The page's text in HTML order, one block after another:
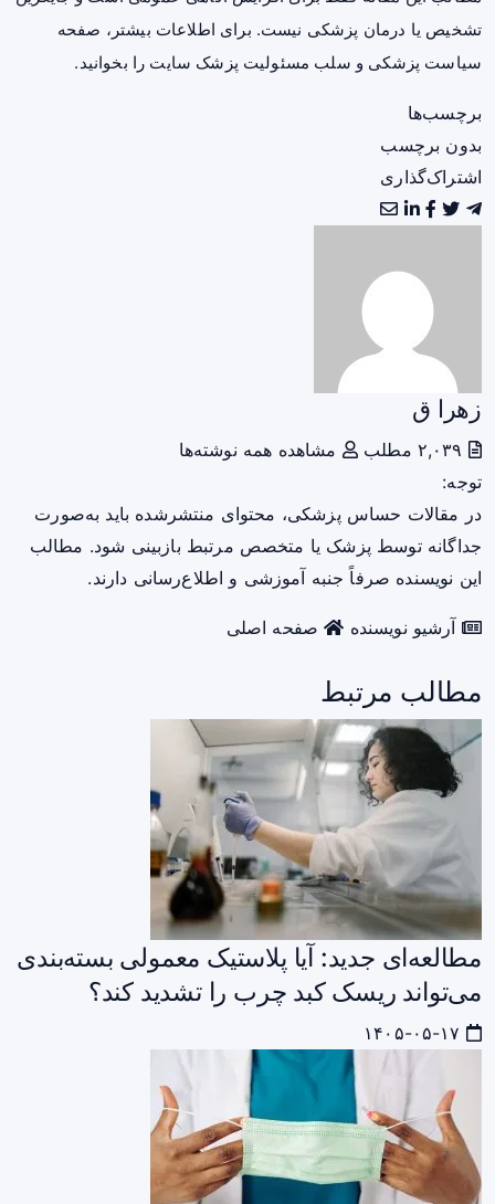
تشخیص یا درمان پزشکی نیست. برای اطلاعات بیشتر، صفحه
سیاست پزشکی و سلب مسئولیت پزشک سایت را بخوانید.
برچسب‌ها
بدون برچسب
اشتراک‌گذاری
زهرا ق
مشاهده همه نوشته‌ها
توجه:
در مقالات حساس پزشکی، محتوای منتشرشده باید به‌صورت
جداگانه توسط پزشک یا متخصص مرتبط بازبینی شود. مطالب
این نویسنده صرفاً جنبه آموزشی و اطلاع‌رسانی دارند.
آرشیو نویسنده صفحه اصلی
مطالب مرتبط
مطالعه‌ای جدید: آیا پلاستیک معمولی بسته‌بندی
می‌تواند ریسک کبد چرب را تشدید کند؟